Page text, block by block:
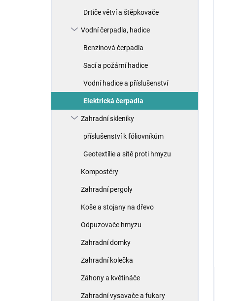
Drtiče větví a štěpkovače
Vodní čerpadla, hadice
Benzínová čerpadla
Sací a požární hadice
Vodní hadice a příslušenství
Elektrická čerpadla
Zahradní skleníky
příslušenství k fóliovníkům
Geotextílie a sítě proti hmyzu
Kompostéry
Zahradní pergoly
Koše a stojany na dřevo
Odpuzovače hmyzu
Zahradní domky
Zahradní kolečka
Záhony a květináče
Zahradní vysavače a fukary